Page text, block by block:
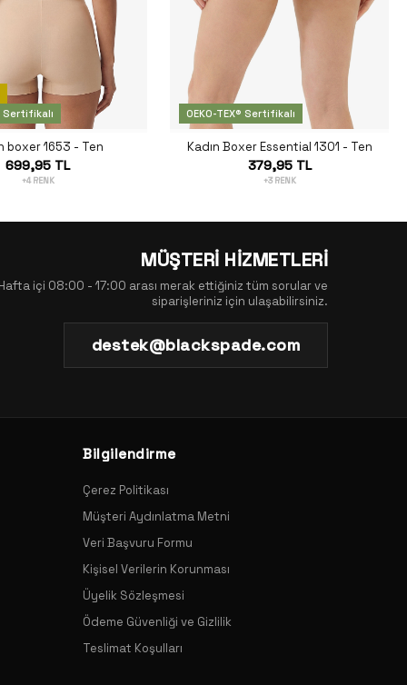
Sertifikalı
boxer 1653 - Ten
699,95 TL
+4 RENK
OEKO-TEX® Sertifikalı
Kadın Boxer Essential 1301 - Ten
379,95 TL
+3 RENK
MÜŞTERİ HİZMETLERİ
Hafta içi 08:00 - 17:00 arası merak ettiğiniz tüm sorular ve
siparişleriniz için ulaşabilirsiniz.
destek@blackspade.com
Bilgilendirme
Çerez Politikası
Müşteri Aydınlatma Metni
Veri Başvuru Formu
Kişisel Verilerin Korunması
Üyelik Sözleşmesi
Ödeme Güvenliği ve Gizlilik
Teslimat Koşulları